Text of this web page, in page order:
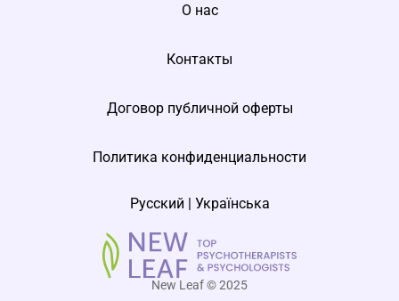
О нас
Контакты
Договор публичной оферты
Политика конфиденциальности
Русский | Українська
New Leaf © 2025